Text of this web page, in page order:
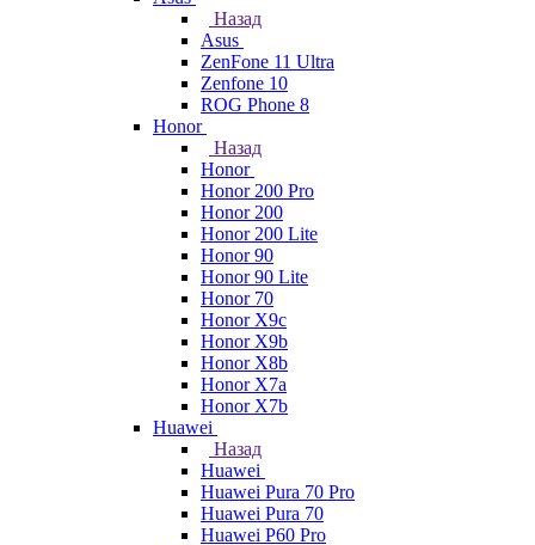
Назад
Asus
ZenFone 11 Ultra
Zenfone 10
ROG Phone 8
Honor
Назад
Honor
Honor 200 Pro
Honor 200
Honor 200 Lite
Honor 90
Honor 90 Lite
Honor 70
Honor X9c
Honor X9b
Honor X8b
Honor X7a
Honor X7b
Huawei
Назад
Huawei
Huawei Pura 70 Pro
Huawei Pura 70
Huawei P60 Pro